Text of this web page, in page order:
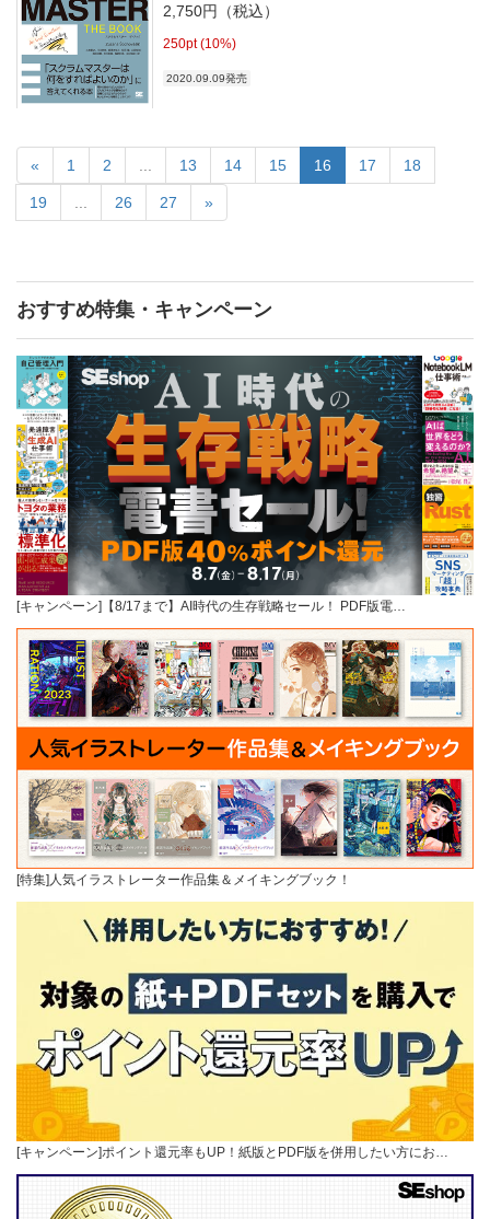
2,750円（税込）
250pt (10%)
2020.09.09発売
« 1 2 13 14 15 16 17 18
19 26 27 »
おすすめ特集・キャンペーン
[キャンペーン]【8/17まで】AI時代の生存戦略セール！ PDF版電…
[特集]人気イラストレーター作品集＆メイキングブック！
[キャンペーン]ポイント還元率もUP！紙版とPDF版を併用したい方にお…